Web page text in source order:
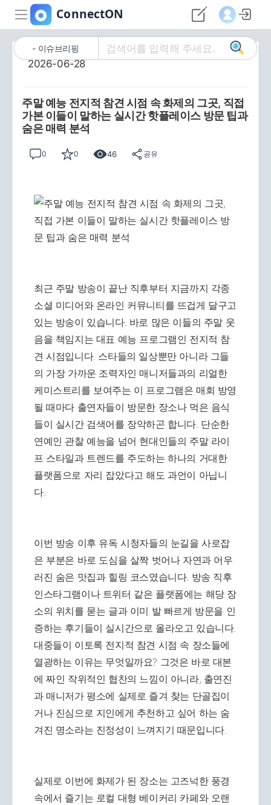
이슈브리핑
2026-06-28
주말 예능 전지적 참견 시점 속 화제의 그곳, 직접
가본 이들이 말하는 실시간 핫플레이스 방문 팁과
숨은 매력 분석
0 0 46 공유
최근 주말 방송이 끝난 직후부터 지금까지 각종
소셜 미디어와 온라인 커뮤니티를 뜨겁게 달구고
있는 방송이 있습니다. 바로 많은 이들의 주말 웃
음을 책임지는 대표 예능 프로그램인 전지적 참
견 시점입니다. 스타들의 일상뿐만 아니라 그들
의 가장 가까운 조력자인 매니저들과의 리얼한
케미스트리를 보여주는 이 프로그램은 매회 방영
될 때마다 출연자들이 방문한 장소나 먹은 음식
들이 실시간 검색어를 장악하곤 합니다. 단순한
연예인 관찰 예능을 넘어 현대인들의 주말 라이
프 스타일과 트렌드를 주도하는 하나의 거대한
플랫폼으로 자리 잡았다고 해도 과언이 아닙니
다.
이번 방송 이후 유독 시청자들의 눈길을 사로잡
은 부분은 바로 도심을 살짝 벗어나 자연과 어우
러진 숨은 맛집과 힐링 코스였습니다. 방송 직후
인스타그램이나 트위터 같은 플랫폼에는 해당 장
소의 위치를 묻는 글과 이미 발 빠르게 방문을 인
증하는 후기들이 실시간으로 올라오고 있습니다.
대중들이 이토록 전지적 참견 시점 속 장소들에
열광하는 이유는 무엇일까요? 그것은 바로 대본
에 짜인 작위적인 협찬의 느낌이 아니라, 출연진
과 매니저가 평소에 실제로 즐겨 찾는 단골집이
거나 진심으로 지인에게 추천하고 싶어 하는 숨
겨진 명소라는 진정성이 느껴지기 때문입니다.
실제로 이번에 화제가 된 장소는 고즈넉한 풍경
속에서 즐기는 로컬 대형 베이커리 카페와 오랜